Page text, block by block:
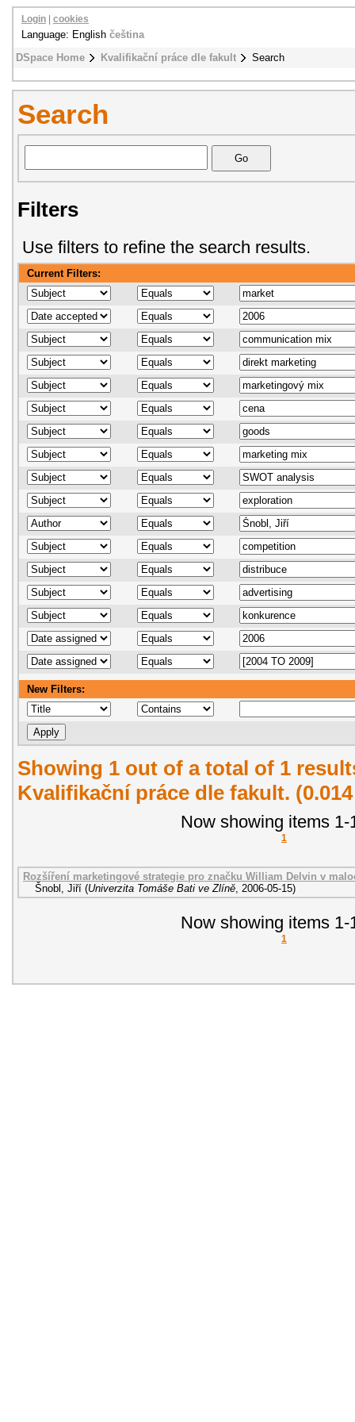
DSpace Home Kvalifikační práce dle fakult Search
Login cookies
Language: English čeština
Search
Filters
Use filters to refine the search results.
Current Filters:
New Filters:
Showing 1 out of a total of 1
Kvalifikační práce dle fakult.
Now showing items 1-
1
Rozšíření marketingové strategie pro značku William Delvin v
Šnobl, Jiří (Univerzita Tomáše Bati ve Zlíně 2006-05-15)
Now showing items 1-
1